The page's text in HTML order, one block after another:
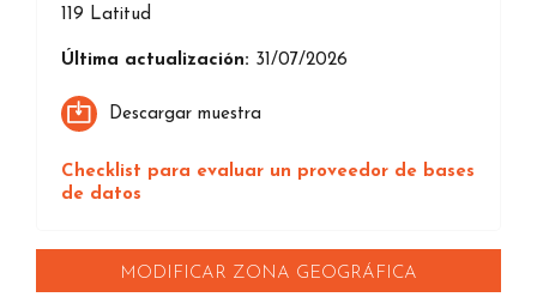
119 Latitud
Última actualización: 31/07/2026
Descargar muestra
Checklist para evaluar un proveedor de bases
de datos
MODIFICAR ZONA GEOGRÁFICA